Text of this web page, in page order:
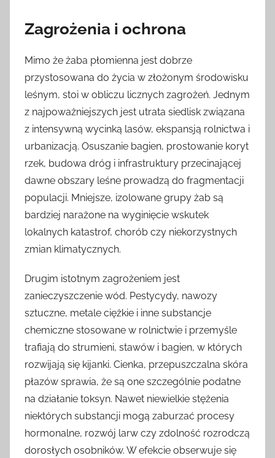
Zagrożenia i ochrona
Mimo że żaba płomienna jest dobrze
przystosowana do życia w złożonym środowisku
leśnym, stoi w obliczu licznych zagrożeń. Jednym
z najpoważniejszych jest utrata siedlisk związana
z intensywną wycinką lasów, ekspansją rolnictwa i
urbanizacją. Osuszanie bagien, prostowanie koryt
rzek, budowa dróg i infrastruktury przecinającej
dawne obszary leśne prowadzą do fragmentacji
populacji. Mniejsze, izolowane grupy żab są
bardziej narażone na wyginięcie wskutek
lokalnych katastrof, chorób czy niekorzystnych
zmian klimatycznych.
Drugim istotnym zagrożeniem jest
zanieczyszczenie wód. Pestycydy, nawozy
sztuczne, metale ciężkie i inne substancje
chemiczne stosowane w rolnictwie i przemyśle
trafiają do strumieni, stawów i bagien, w których
rozwijają się kijanki. Cienka, przepuszczalna skóra
płazów sprawia, że są one szczególnie podatne
na działanie toksyn. Nawet niewielkie stężenia
niektórych substancji mogą zaburzać procesy
hormonalne, rozwój larw czy zdolność rozrodczą
dorosłych osobników. W efekcie obserwuje się